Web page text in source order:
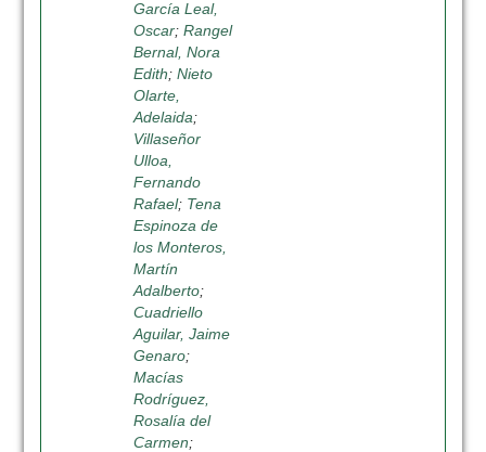
García Leal,
Oscar; Rangel
Bernal, Nora
Edith; Nieto
Olarte,
Adelaida;
Villaseñor
Ulloa,
Fernando
Rafael; Tena
Espinoza de
los Monteros,
Martín
Adalberto;
Cuadriello
Aguilar, Jaime
Genaro;
Macías
Rodríguez,
Rosalía del
Carmen;